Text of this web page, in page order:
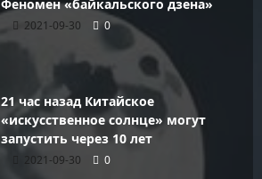
Феномен «байкальского дзена»
2021-09-30 0
21 час назад Китайское
«искусственное солнце» могут
запустить через 10 лет
2021-09-30 0